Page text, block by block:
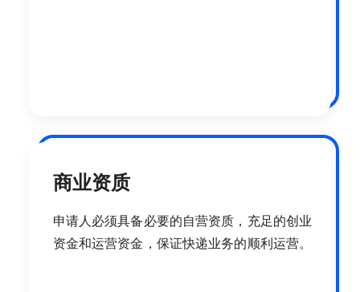
商业资质
申请人必须具备必要的自营资质，充足的创业
资金和运营资金，保证快递业务的顺利运营。